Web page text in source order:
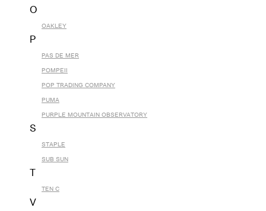
O
OAKLEY
P
PAS DE MER
POMPEII
POP TRADING COMPANY
PUMA
PURPLE MOUNTAIN OBSERVATORY
S
STAPLE
SUB SUN
TEN C
V